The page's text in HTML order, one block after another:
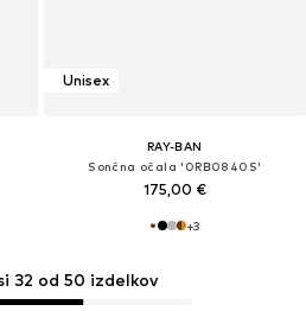
32 od 50 izdelkov
Unisex
RAY-BAN
Sončna očala '0RB0840S'
175,00 €
+3